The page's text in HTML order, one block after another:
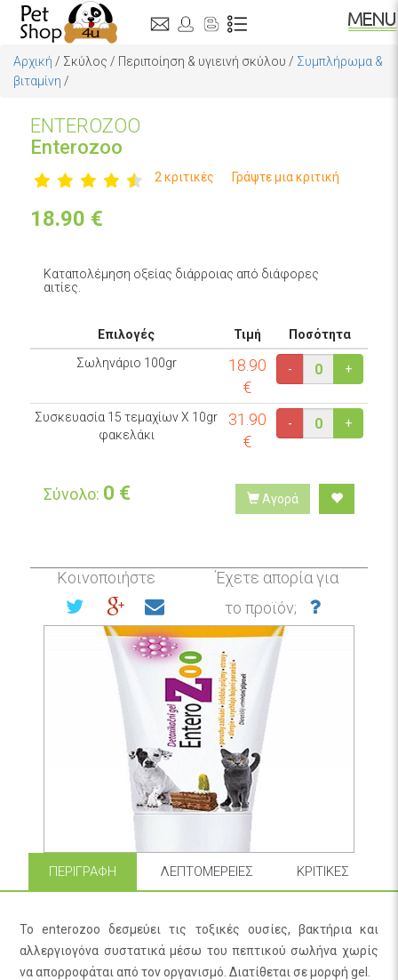
Αρχική / Σκύλος / Περιποίηση & υγιεινή σκύλου / Συμπλήρωμα &
βιταμίνη /
ΕNTEROZOO
Enterozoo
2 κριτικές Γράψτε μια κριτική
18.90 €
Καταπολέμηση οξείας διάρροιας από διάφορες
αιτίες.
Επιλογές Τιμή
Ποσότητα
Σωληνάριο 100gr
18.90
€
- +
Συσκευασία 15 τεμαχίων Χ 10gr
φακελάκι
31.90
€
- +
Σύνολο: 0 € Αγορά
Κοινοποιήστε
Έχετε απορία για
το προϊόν;
ΠΕΡΙΓΡΑΦΉ ΛΕΠΤΟΜΈΡΕΙΕΣ ΚΡΙΤΙΚΈΣ
Το enterozoo δεσμεύει τις τοξικές ουσίες, βακτήρια και
αλλεργιογόνα συστατικά μέσω του πεπτικού σωλήνα χωρίς
να απορροφάται από τον οργανισμό. Διατίθεται σε μορφή gel.